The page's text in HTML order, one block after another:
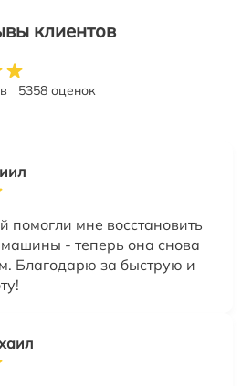
клиентов
5358 оценок
помогли мне восстановить
- теперь она снова
Благодарю за быструю и